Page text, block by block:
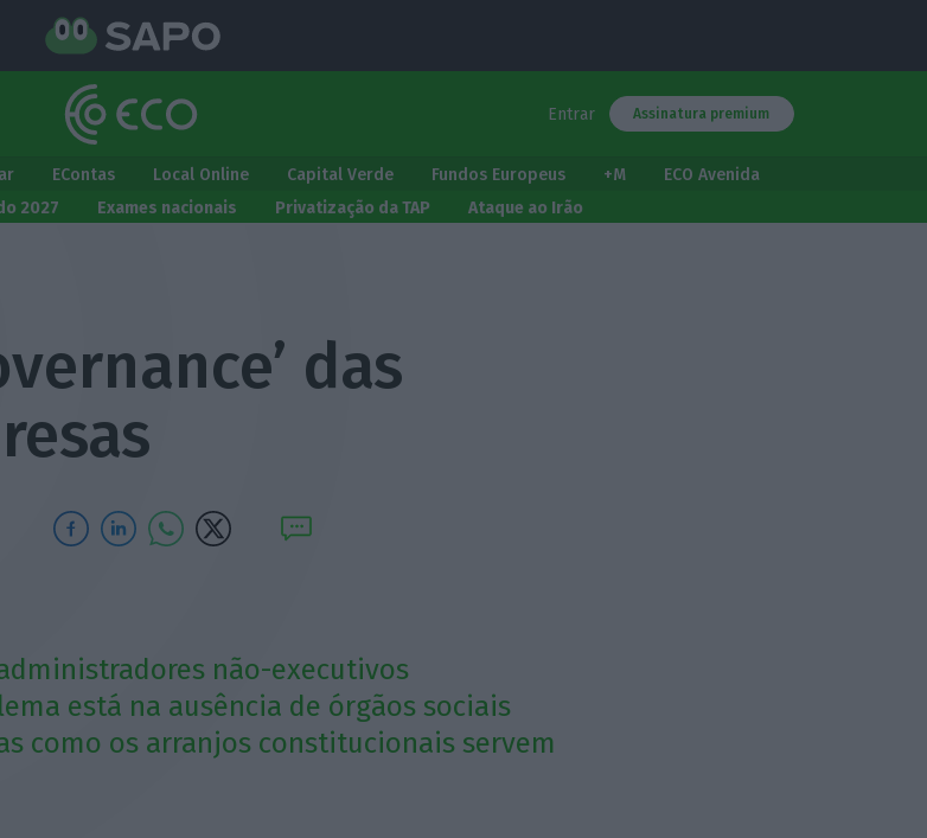
Entrar Assinatura premium
EContas Local Online Capital Verde Fundos Europeus +M
ECO Avenida
2027 Exames nacionais Privatização da TAP Ataque ao Irão
das
não-executivos
está na ausência de órgãos sociais
como os arranjos constitucionais servem